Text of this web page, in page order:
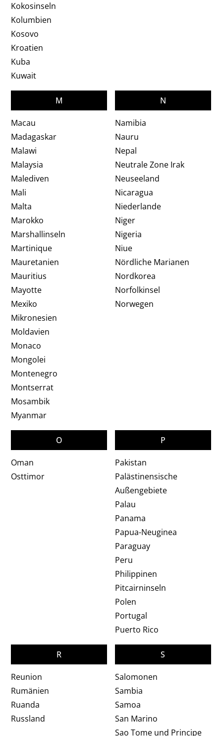
Kokosinseln
Kolumbien
Kosovo
Kroatien
Kuba
Kuwait
M
Macau
Madagaskar
Malawi
Malaysia
Malediven
Mali
Malta
Marokko
Marshallinseln
Martinique
Mauretanien
Mauritius
Mayotte
Mexiko
Mikronesien
Moldavien
Monaco
Mongolei
Montenegro
Montserrat
Mosambik
Myanmar
N
Namibia
Nauru
Nepal
Neutrale Zone Irak
Neuseeland
Nicaragua
Niederlande
Niger
Nigeria
Niue
Nördliche Marianen
Nordkorea
Norfolkinsel
Norwegen
O
Oman
Osttimor
P
Pakistan
Palästinensische
Außengebiete
Palau
Panama
Papua-Neuginea
Paraguay
Peru
Philippinen
Pitcairninseln
Polen
Portugal
Puerto Rico
R
Reunion
Rumänien
Ruanda
Russland
S
Salomonen
Sambia
Samoa
San Marino
Sao Tome und Principe